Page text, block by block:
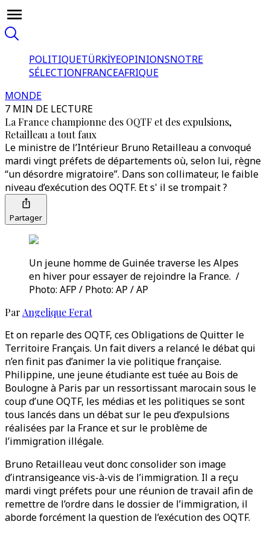
POLITIQUETÜRKİYEOPINIONSNOTRE
SÉLECTIONFRANCEAFRIQUE
MONDE
7 MIN DE LECTURE
La France championne des OQTF et des expulsions,
Retailleau a tout faux
Le ministre de l’Intérieur Bruno Retailleau a convoqué
mardi vingt préfets de départements où, selon lui, règne
“un désordre migratoire”. Dans son collimateur, le faible
niveau d’exécution des OQTF. Et s' il se trompait ?
Partager
Un jeune homme de Guinée traverse les Alpes
en hiver pour essayer de rejoindre la France. /
Photo: AFP / Photo: AP / AP
Par Angelique Ferat
Et on reparle des OQTF, ces Obligations de Quitter le
Territoire Français. Un fait divers a relancé le débat qui
n’en finit pas d’animer la vie politique française.
Philippine, une jeune étudiante est tuée au Bois de
Boulogne à Paris par un ressortissant marocain sous le
coup d’une OQTF, les médias et les politiques se sont
tous lancés dans un débat sur le peu d’expulsions
réalisées par la France et sur le problème de
l’immigration illégale.
Bruno Retailleau veut donc consolider son image
d’intransigeance vis-à-vis de l’immigration. Il a reçu
mardi vingt préfets pour une réunion de travail afin de
remettre de l’ordre dans le dossier de l’immigration, il
aborde forcément la question de l’exécution des OQTF.